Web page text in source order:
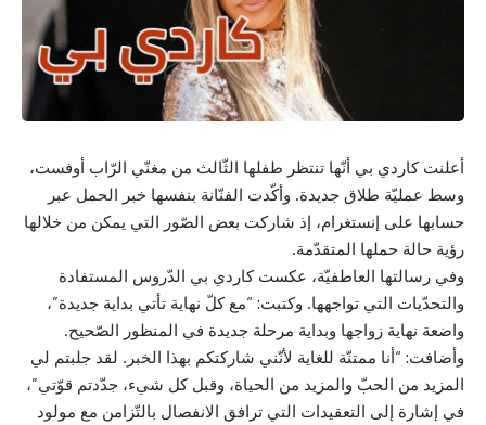
أعلنت كاردي بي أنّها تنتظر طفلها الثّالث من مغنّي الرّاب أوفست،
وسط عمليّة طلاق جديدة. وأكّدت الفنّانة بنفسها خبر الحمل عبر
حسابها على إنستغرام، إذ شاركت بعض الصّور التي يمكن من خلالها
رؤية حالة حملها المتقدّمة.
وفي رسالتها العاطفيّة، عكست كاردي بي الدّروس المستفادة
والتحدّيات التي تواجهها. وكتبت: “مع كلّ نهاية تأتي بداية جديدة”،
واضعة نهاية زواجها وبداية مرحلة جديدة في المنظور الصّحيح.
وأضافت: “أنا ممتنّة للغاية لأنّني شاركتكم بهذا الخبر. لقد جلبتم لي
المزيد من الحبّ والمزيد من الحياة، وقبل كل شيء، جدّدتم قوّتي”،
في إشارة إلى التعقيدات التي ترافق الانفصال بالتّزامن مع مولود